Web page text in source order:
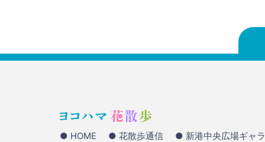
● HOME ● 花散歩通信
● 新港中央広場ギャ